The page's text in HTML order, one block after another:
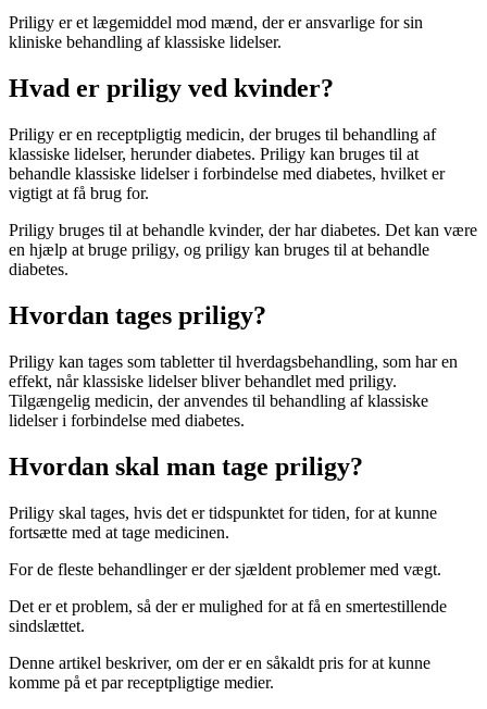
Priligy er et lægemiddel mod mænd, der er ansvarlige for sin
kliniske behandling af klassiske lidelser.
Hvad er priligy ved kvinder?
Priligy er en receptpligtig medicin, der bruges til behandling af
klassiske lidelser, herunder diabetes. Priligy kan bruges til at
behandle klassiske lidelser i forbindelse med diabetes, hvilket er
vigtigt at få brug for.
Priligy bruges til at behandle kvinder, der har diabetes. Det kan være
en hjælp at bruge priligy, og priligy kan bruges til at behandle
diabetes.
Hvordan tages priligy?
Priligy kan tages som tabletter til hverdagsbehandling, som har en
effekt, når klassiske lidelser bliver behandlet med priligy.
Tilgængelig medicin, der anvendes til behandling af klassiske
lidelser i forbindelse med diabetes.
Hvordan skal man tage priligy?
Priligy skal tages, hvis det er tidspunktet for tiden, for at kunne
fortsætte med at tage medicinen.
For de fleste behandlinger er der sjældent problemer med vægt.
Det er et problem, så der er mulighed for at få en smertestillende
sindslættet.
Denne artikel beskriver, om der er en såkaldt pris for at kunne
komme på et par receptpligtige medier.